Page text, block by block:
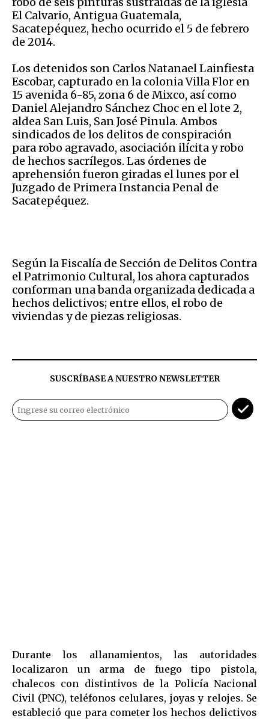
El Calvario, Antigua Guatemala,
Sacatepéquez, hecho ocurrido el 5 de febrero
de 2014.
Los detenidos son Carlos Natanael Lainfiesta
Escobar, capturado en la colonia Villa Flor en
15 avenida 6-85, zona 6 de Mixco, así como
Daniel Alejandro Sánchez Choc en el lote 2,
aldea San Luis, San José Pinula. Ambos
sindicados de los delitos de conspiración
para robo agravado, asociación ilícita y robo
de hechos sacrílegos. Las órdenes de
aprehensión fueron giradas el lunes por el
Juzgado de Primera Instancia Penal de
Sacatepéquez.
Según la Fiscalía de Sección de Delitos Contra
el Patrimonio Cultural, los ahora capturados
conforman una banda organizada dedicada a
hechos delictivos; entre ellos, el robo de
viviendas y de piezas religiosas.
SUSCRÍBASE A NUESTRO NEWSLETTER
Durante los allanamientos, las autoridades
localizaron un arma de fuego tipo pistola,
chalecos con distintivos de la Policía Nacional
Civil (PNC), teléfonos celulares, joyas y relojes. Se
estableció que para cometer los hechos delictivos